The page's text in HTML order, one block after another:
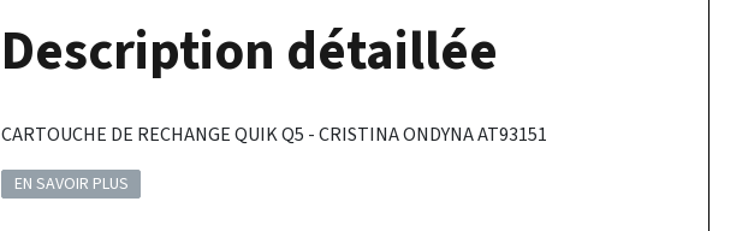
Description détaillée
CARTOUCHE DE RECHANGE QUIK Q5 - CRISTINA ONDYNA AT93151
EN SAVOIR PLUS